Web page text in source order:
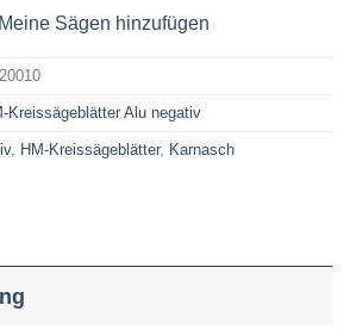
Meine Sägen hinzufügen
Kreissägeblätter Alu negativ
, HM-Kreissägeblätter, Karnasch